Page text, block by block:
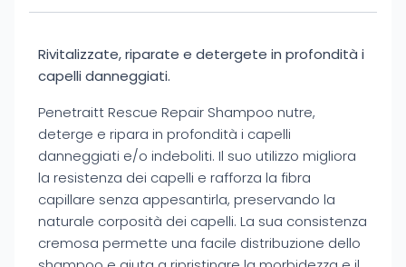
Rivitalizzate, riparate e detergete in profondità i
capelli danneggiati.
Penetraitt Rescue Repair Shampoo nutre,
deterge e ripara in profondità i capelli
danneggiati e/o indeboliti. Il suo utilizzo migliora
la resistenza dei capelli e rafforza la fibra
capillare senza appesantirla, preservando la
naturale corposità dei capelli. La sua consistenza
cremosa permette una facile distribuzione dello